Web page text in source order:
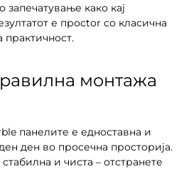
како кај
е просtor со класична
монтажа
панелите е едноставна и
ден во просечна просторија.
и чиста – отстранете